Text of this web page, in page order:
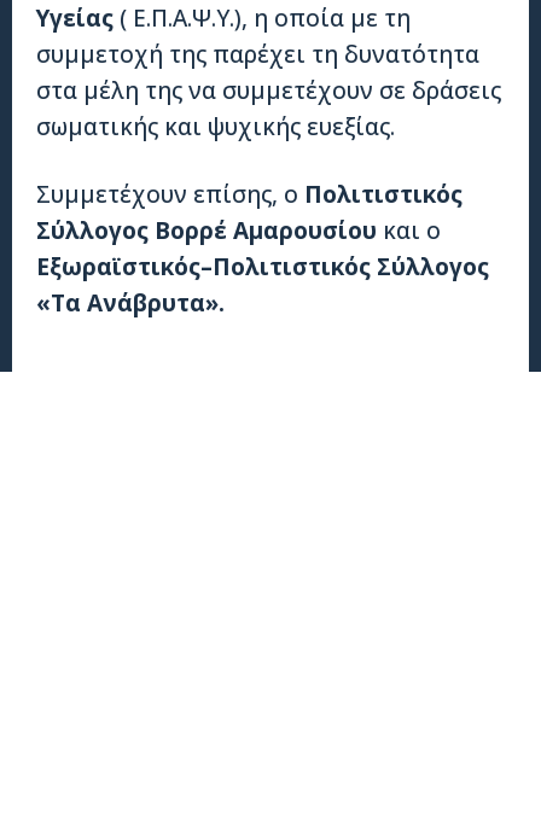
Υγείας ( Ε.Π.Α.Ψ.Υ.), η οποία με τη
συμμετοχή της παρέχει τη δυνατότητα
στα μέλη της να συμμετέχουν σε δράσεις
σωματικής και ψυχικής ευεξίας.
Συμμετέχουν επίσης, ο Πολιτιστικός
Σύλλογος Βορρέ Αμαρουσίου και ο
Εξωραϊστικός–Πολιτιστικός Σύλλογος
«Τα Ανάβρυτα».